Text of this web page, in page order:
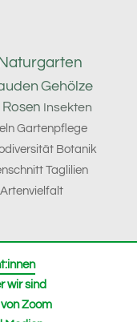
Naturgarten
Gehölze
Rosen Insekten
Gartenpflege
Botanik
Taglilien
Artenvielfalt
wir sind
Zoom